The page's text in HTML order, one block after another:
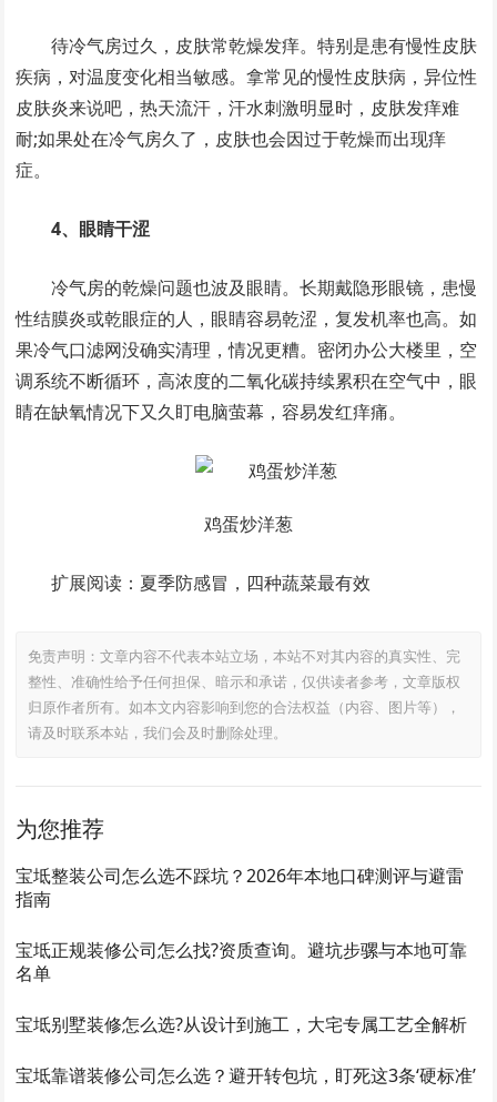
待冷气房过久，皮肤常乾燥发痒。特别是患有慢性皮肤
疾病，对温度变化相当敏感。拿常见的慢性皮肤病，异位性
皮肤炎来说吧，热天流汗，汗水刺激明显时，皮肤发痒难
耐;如果处在冷气房久了，皮肤也会因过于乾燥而出现痒
症。
4、眼睛干涩
冷气房的乾燥问题也波及眼睛。长期戴隐形眼镜，患慢
性结膜炎或乾眼症的人，眼睛容易乾涩，复发机率也高。如
果冷气口滤网没确实清理，情况更糟。密闭办公大楼里，空
调系统不断循环，高浓度的二氧化碳持续累积在空气中，眼
睛在缺氧情况下又久盯电脑萤幕，容易发红痒痛。
鸡蛋炒洋葱
扩展阅读：夏季防感冒，四种蔬菜最有效
免责声明：文章内容不代表本站立场，本站不对其内容的真实性、完
整性、准确性给予任何担保、暗示和承诺，仅供读者参考，文章版权
归原作者所有。如本文内容影响到您的合法权益（内容、图片等），
请及时联系本站，我们会及时删除处理。
为您推荐
宝坻整装公司怎么选不踩坑？2026年本地口碑测评与避雷
指南
宝坻正规装修公司怎么找?资质查询。避坑步骡与本地可靠
名单
宝坻别墅装修怎么选?从设计到施工，大宅专属工艺全解析
宝坻靠谱装修公司怎么选？避开转包坑，盯死这3条‘硬标准’